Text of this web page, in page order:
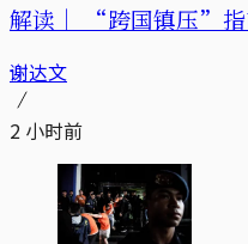
解读｜ “跨国镇压”指
谢达文
2 小时前